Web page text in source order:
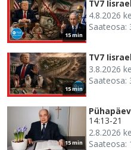
15 min
TV7
4.8.2026
Saateosa:
15 min
TV7
3.8.2026
Saateosa:
15 min
14:13-21
2.8.2026
Saateosa: